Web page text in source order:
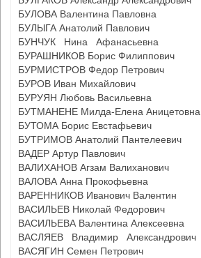
БУЛОВА Валентина Павловна
БУЛЫГА Анатолий Павлович
БУНЧУК Нина Афанасьевна
БУРАШНИКОВ Борис Филиппович
БУРМИСТРОВ Федор Петрович
БУРОВ Иван Михайлович
БУРУЯН Любовь Васильевна
БУТМАНЕНЕ Милда-Елена Аницетовна
БУТОМА Борис Евстафьевич
БУТРИМОВ Анатолий Пантелеевич
ВАДЕР Артур Павлович
ВАЛИХАНОВ Агзам Валиханович
ВАЛОВА Анна Прокофьевна
ВАРЕННИКОВ Иванович Валентин
ВАСИЛЬЕВ Николай Федорович
ВАСИЛЬЕВА Валентина Алексеевна
ВАСЛЯЕВ Владимир Александрович
ВАСЯГИН Семен Петрович